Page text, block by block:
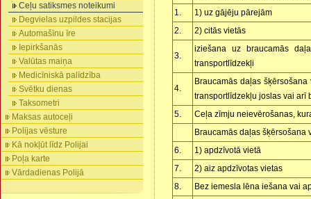
Ceļu satiksmes noteikumi
Degvielas uzpildes stacijas
Automašīnu īre
Iepirkšanās
Valūtas maiņa
Medicīniskā palīdzība
Svētku dienas
Taksometri
Maksas autoceļi
Polijas vēsture
Kā nokļūt līdz Polijai
Poļa karte
Vārdadienas Polijā
1.
1) uz gājēju pārejām
2.
2) citās vietās
3.
iziešana uz braucamās
transportlīdzekļi
4.
Braucamās daļas
transportlīdzekļu joslas vai arī
5.
Ceļa zīmju neievērošanas,
Braucamās daļas šķērsošana
6.
1) apdzīvotā vietā
7.
2) aiz apdzīvotas vietas
8.
Bez iemesla lēna iešana vai